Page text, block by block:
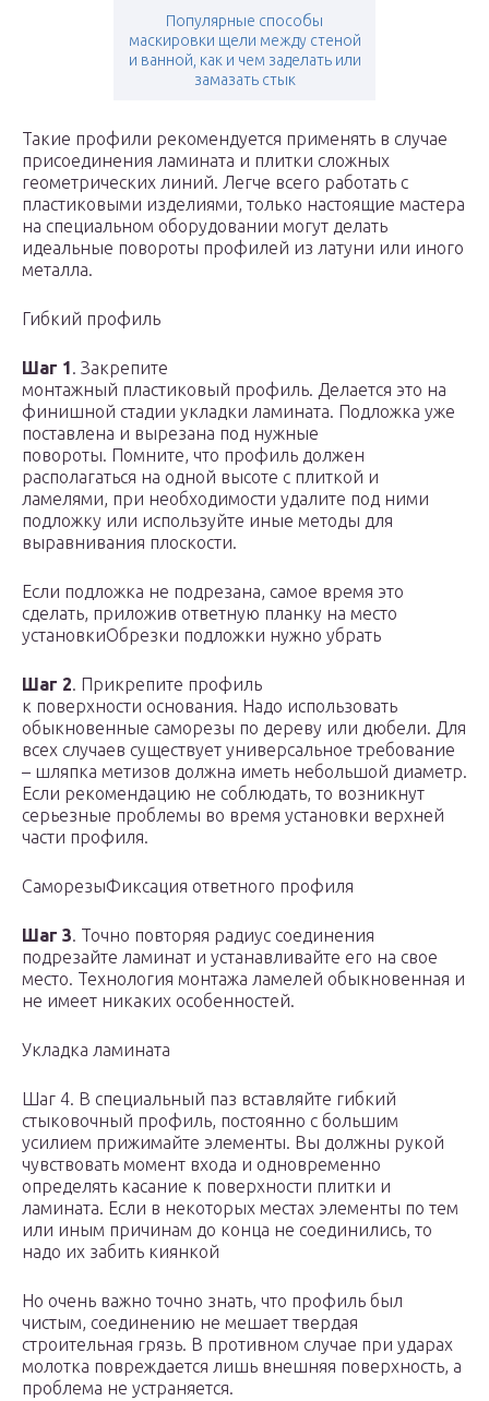
Популярные способы
маскировки щели между стеной
и ванной, как и чем заделать или
замазать стык
Такие профили рекомендуется применять в случае
присоединения ламината и плитки сложных
геометрических линий. Легче всего работать с
пластиковыми изделиями, только настоящие мастера
на специальном оборудовании могут делать
идеальные повороты профилей из латуни или иного
металла.
Гибкий профиль
Шаг 1. Закрепите
монтажный пластиковый профиль. Делается это на
финишной стадии укладки ламината. Подложка уже
поставлена и вырезана под нужные
повороты. Помните, что профиль должен
располагаться на одной высоте с плиткой и
ламелями, при необходимости удалите под ними
подложку или используйте иные методы для
выравнивания плоскости.
Если подложка не подрезана, самое время это
сделать, приложив ответную планку на место
установкиОбрезки подложки нужно убрать
Шаг 2. Прикрепите профиль
к поверхности основания. Надо использовать
обыкновенные саморезы по дереву или дюбели. Для
всех случаев существует универсальное требование
– шляпка метизов должна иметь небольшой диаметр.
Если рекомендацию не соблюдать, то возникнут
серьезные проблемы во время установки верхней
части профиля.
СаморезыФиксация ответного профиля
Шаг 3. Точно повторяя радиус соединения
подрезайте ламинат и устанавливайте его на свое
место. Технология монтажа ламелей обыкновенная и
не имеет никаких особенностей.
Укладка ламината
Шаг 4. В специальный паз вставляйте гибкий
стыковочный профиль, постоянно с большим
усилием прижимайте элементы. Вы должны рукой
чувствовать момент входа и одновременно
определять касание к поверхности плитки и
ламината. Если в некоторых местах элементы по тем
или иным причинам до конца не соединились, то
надо их забить киянкой
Но очень важно точно знать, что профиль был
чистым, соединению не мешает твердая
строительная грязь. В противном случае при ударах
молотка повреждается лишь внешняя поверхность, а
проблема не устраняется.